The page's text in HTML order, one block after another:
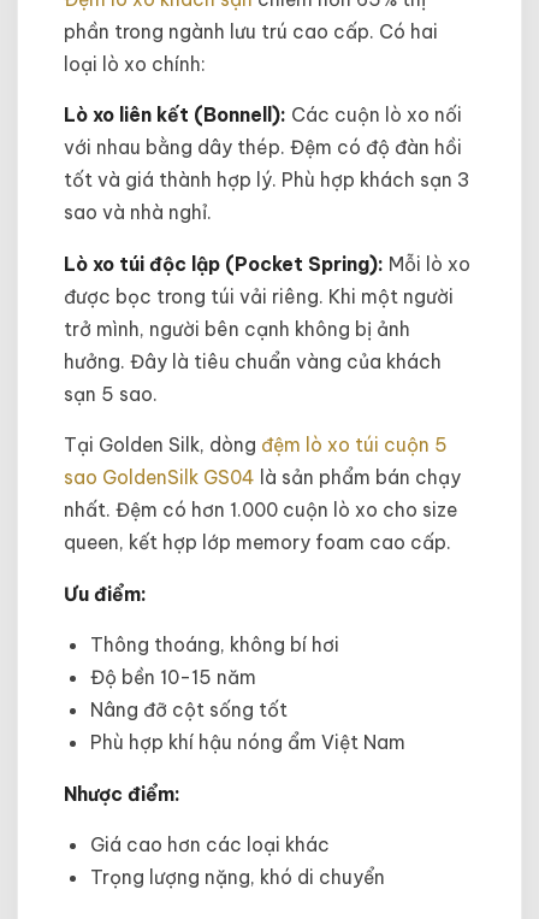
phần trong ngành lưu trú cao cấp. Có hai
loại lò xo chính:
Lò xo liên kết (Bonnell): Các cuộn lò xo nối
với nhau bằng dây thép. Đệm có độ đàn hồi
tốt và giá thành hợp lý. Phù hợp khách sạn 3
sao và nhà nghỉ.
Lò xo túi độc lập (Pocket Spring): Mỗi lò xo
được bọc trong túi vải riêng. Khi một người
trở mình, người bên cạnh không bị ảnh
hưởng. Đây là tiêu chuẩn vàng của khách
sạn 5 sao.
Tại Golden Silk, dòng đệm lò xo túi cuộn 5
sao GoldenSilk GS04 là sản phẩm bán chạy
nhất. Đệm có hơn 1.000 cuộn lò xo cho size
queen, kết hợp lớp memory foam cao cấp.
Ưu điểm:
Thông thoáng, không bí hơi
Độ bền 10-15 năm
Nâng đỡ cột sống tốt
Phù hợp khí hậu nóng ẩm Việt Nam
Nhược điểm:
Giá cao hơn các loại khác
Trọng lượng nặng, khó di chuyển